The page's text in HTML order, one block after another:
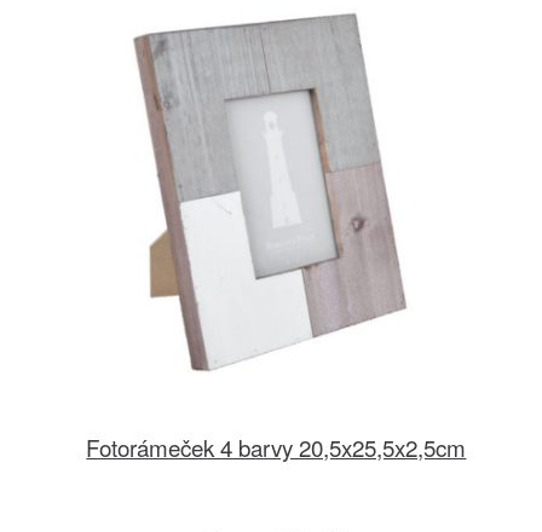
Fotorámeček 4 barvy 20,5x25,5x2,5cm